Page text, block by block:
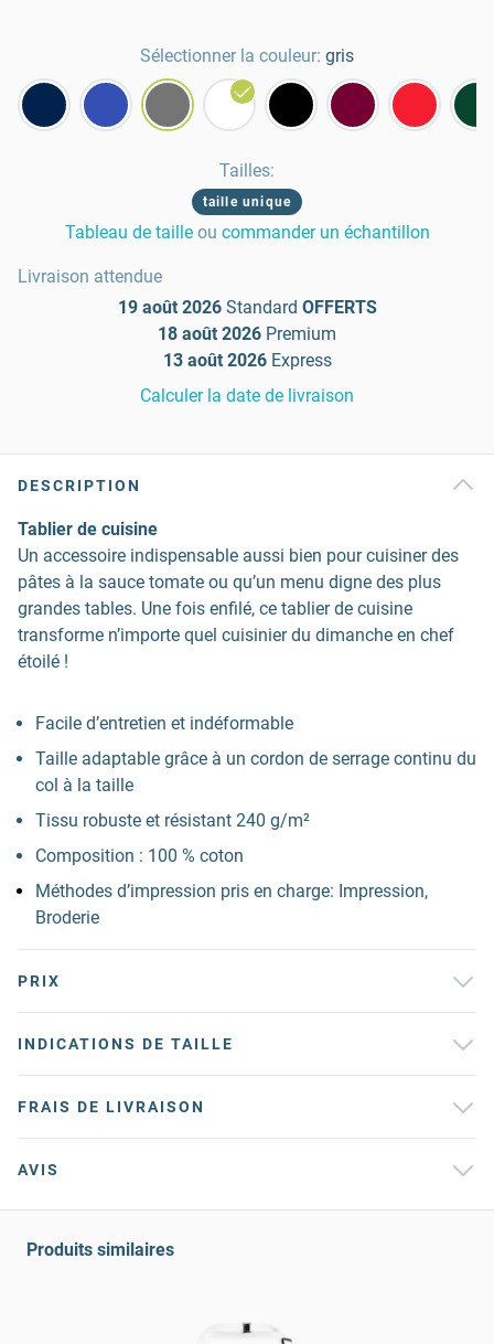
Sélectionner la couleur: gris
Tailles:
taille unique
Tableau de taille ou commander un échantillon
Livraison attendue
19 août 2026 Standard OFFERTS
18 août 2026 Premium
13 août 2026 Express
Calculer la date de livraison
DESCRIPTION
Tablier de cuisine
Un accessoire indispensable aussi bien pour cuisiner des
pâtes à la sauce tomate ou qu’un menu digne des plus
grandes tables. Une fois enfilé, ce tablier de cuisine
transforme n’importe quel cuisinier du dimanche en chef
étoilé !
Facile d’entretien et indéformable
Taille adaptable grâce à un cordon de serrage continu du
col à la taille
Tissu robuste et résistant 240 g/m²
Composition : 100 % coton
Méthodes d’impression pris en charge: Impression,
Broderie
PRIX
INDICATIONS DE TAILLE
FRAIS DE LIVRAISON
AVIS
Produits similaires